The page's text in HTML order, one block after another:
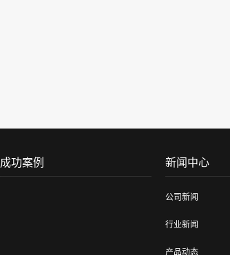
成功案例 新闻中心
公司新闻
行业新闻
产品动态